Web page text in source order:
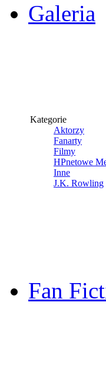
Galeria
Kategorie
Aktorzy
Fanarty
Filmy
HPnetowe
Inne
J.K. Rowling
Fan